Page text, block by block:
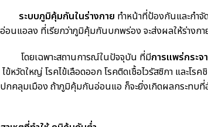
ระบบภูมิคุ้มกันในร่างกาย ทำหน้าที่ป้องกันและกำ
อ่อนแอลง ที่เรียกว่าภูมิคุ้มกันบกพร่อง จะส่งผลให้ร่างก
โดยเฉพาะสถานการณ์ในปัจจุบัน ที่มีการแพร่กระจ
ไข้หวัดใหญ่โรคไข้เลือดออก โรคติดเชื้อไวรัสซิกา และโร
ปกคลุมเมือง ถ้าภูมิคุ้มกันอ่อนแอ ก็จะยิ่งเกิดผลกระทบ